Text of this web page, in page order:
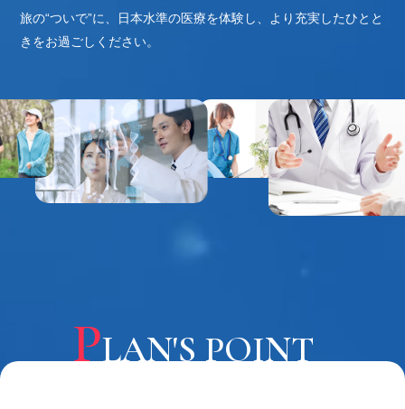
旅の“ついで”に、日本水準の医療を体験し、より充実したひとと
きをお過ごしください。
PLAN'S POINT